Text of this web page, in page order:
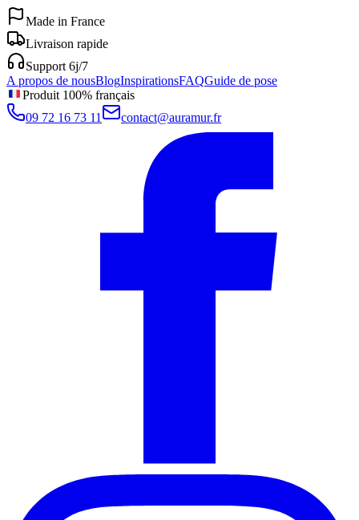
Made in France
Livraison rapide
Support 6j/7
A propos de nousBlogInspirationsFAQGuide de pose
Produit 100% français
09 72 16 73 11
contact@auramur.fr